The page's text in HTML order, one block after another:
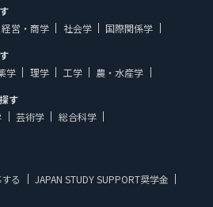
営・商学 社会学
国際関係学
学 理学 工学
農・水産学
す
芸術学 総合科学
る JAPAN STUDY SUPPORT奨学金